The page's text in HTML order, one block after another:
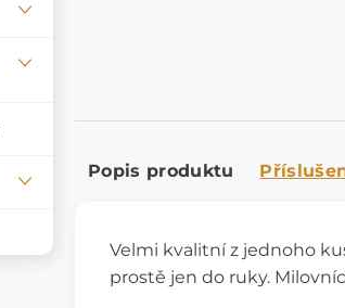
Popis produktu
Velmi kvalitní z jednoho
prostě jen do ruky.